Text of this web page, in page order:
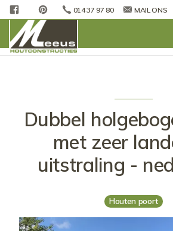
FACEBOOKPINTEREST
014 37 97 80 MAIL ONS
Dubbel
met zeer
uitstraling -
Houten poort